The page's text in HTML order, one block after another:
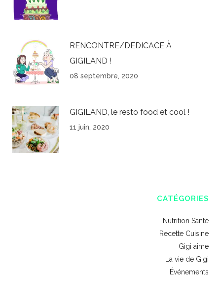
RENCONTRE/DEDICACE À
GIGILAND !
08 septembre, 2020
GIGILAND, le resto food et cool !
11 juin, 2020
CATÉGORIES
Nutrition Santé
Recette Cuisine
Gigi aime
La vie de Gigi
Événements